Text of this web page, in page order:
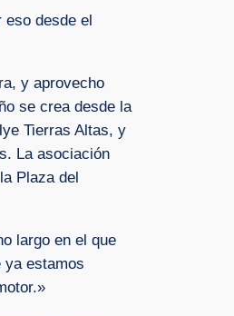
desde el
y aprovecho
se crea desde la
Tierras Altas, y
La asociación
Plaza del
largo en el que
ya estamos